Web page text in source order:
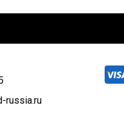
russia.ru